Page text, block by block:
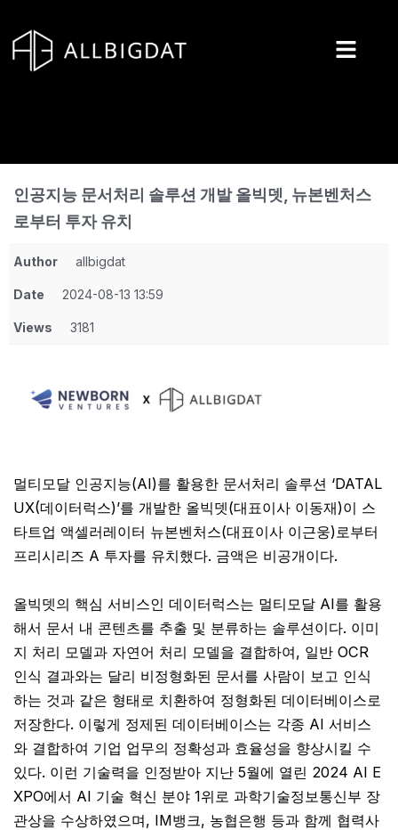
츠
인공지능 문서처리 솔루션 개발 올빅뎃, 뉴본벤처스
로부터 투자 유치
Author allbigdat
Date 2024-08-13 13:59
Views 3181
멀티모달 인공지능(AI)를 활용한 문서처리 솔루션 ‘DATAL
UX(데이터럭스)’를 개발한 올빅뎃(대표이사 이동재)이 스
타트업 액셀러레이터 뉴본벤처스(대표이사 이근웅)로부터
프리시리즈 A 투자를 유치했다. 금액은 비공개이다.
올빅뎃의 핵심 서비스인 데이터럭스는 멀티모달 AI를 활용
해서 문서 내 콘텐츠를 추출 및 분류하는 솔루션이다. 이미
지 처리 모델과 자연어 처리 모델을 결합하여, 일반 OCR
인식 결과와는 달리 비정형화된 문서를 사람이 보고 인식
하는 것과 같은 형태로 치환하여 정형화된 데이터베이스로
저장한다. 이렇게 정제된 데이터베이스는 각종 AI 서비스
와 결합하여 기업 업무의 정확성과 효율성을 향상시킬 수
있다. 이런 기술력을 인정받아 지난 5월에 열린 2024 AI E
XPO에서 AI 기술 혁신 분야 1위로 과학기술정보통신부 장
관상을 수상하였으며, IM뱅크, 농협은행 등과 함께 협력사